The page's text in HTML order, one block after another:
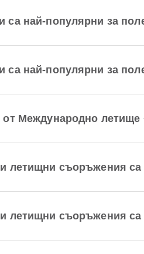
са най-популярни за
са най-популярни за
от Международно
летищни съоръжения
летищни съоръжения